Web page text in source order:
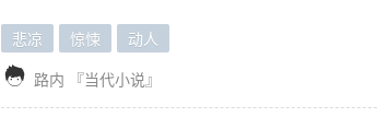
悲凉 惊悚 动人
 路内 『当代小说』